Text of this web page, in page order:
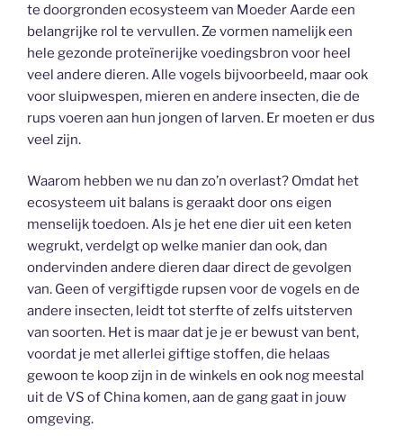
te doorgronden ecosysteem van Moeder Aarde een
belangrijke rol te vervullen. Ze vormen namelijk een
hele gezonde proteïnerijke voedingsbron voor heel
veel andere dieren. Alle vogels bijvoorbeeld, maar ook
voor sluipwespen, mieren en andere insecten, die de
rups voeren aan hun jongen of larven. Er moeten er dus
veel zijn.
Waarom hebben we nu dan zo’n overlast? Omdat het
ecosysteem uit balans is geraakt door ons eigen
menselijk toedoen. Als je het ene dier uit een keten
wegrukt, verdelgt op welke manier dan ook, dan
ondervinden andere dieren daar direct de gevolgen
van. Geen of vergiftigde rupsen voor de vogels en de
andere insecten, leidt tot sterfte of zelfs uitsterven
van soorten. Het is maar dat je je er bewust van bent,
voordat je met allerlei giftige stoffen, die helaas
gewoon te koop zijn in de winkels en ook nog meestal
uit de VS of China komen, aan de gang gaat in jouw
omgeving.